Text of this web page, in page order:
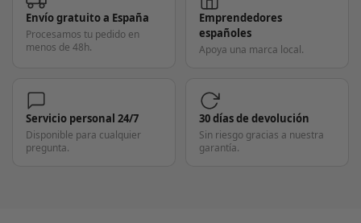
Envío gratuito a España
Procesamos tu pedido en
menos de 48h.
Emprendedores
españoles
Apoya una marca local.
Servicio personal 24/7
Disponible para cualquier
pregunta.
30 días de devolución
Sin riesgo gracias a nuestra
garantía.